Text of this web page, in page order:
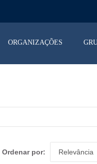
ORGANIZAÇÕES
Ordenar por